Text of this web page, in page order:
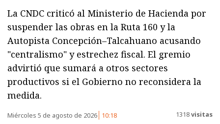
La CNDC criticó al Ministerio de Hacienda por
suspender las obras en la Ruta 160 y la
Autopista Concepción–Talcahuano acusando
"centralismo" y estrechez fiscal. El gremio
advirtió que sumará a otros sectores
productivos si el Gobierno no reconsidera la
medida.
Miércoles 5 de agosto de 2026 10:18 1318visitas